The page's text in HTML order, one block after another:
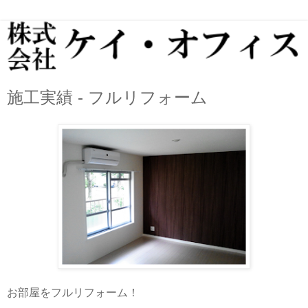
施工実績 - フルリフォーム
お部屋をフルリフォーム！